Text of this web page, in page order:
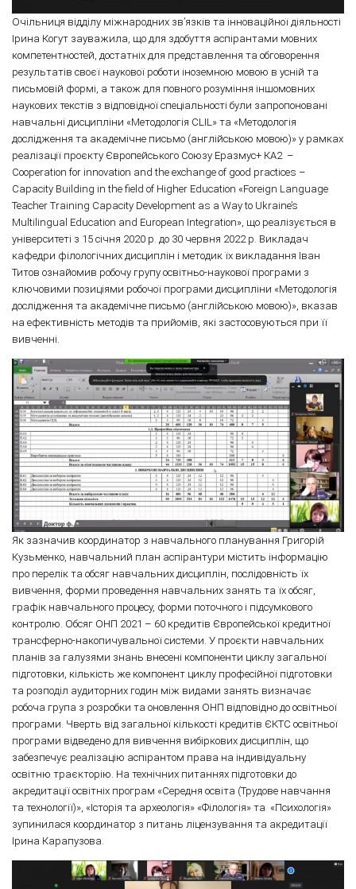
Очільниця відділу міжнародних зв’язків та інноваційної діяльності
Ірина Когут зауважила, що для здобуття аспірантами мовних
компетентностей, достатніх для представлення та обговорення
результатів своєї наукової роботи іноземною мовою в усній та
письмовій формі, а також для повного розуміння іншомовних
наукових текстів з відповідної спеціальності були запропоновані
навчальні дисципліни «Методологія CLIL» та «Методологія
дослідження та академічне письмо (англійською мовою)» у рамках
реалізації проєкту Європейського Союзу Еразмус+ КА2 –
Cooperation for innovation and the exchange of good practices –
Capacity Building in the field of Higher Education «Foreign Language
Teacher Training Capacity Development as a Way to Ukraine’s
Multilingual Education and European Integration», що реалізується в
університеті з 15 січня 2020 р. до 30 червня 2022 р. Викладач
кафедри філологічних дисциплін і методик їх викладання Іван
Титов ознайомив робочу групу освітньо-наукової програми з
ключовими позиціями робочої програми дисципліни «Методологія
дослідження та академічне письмо (англійською мовою)», вказав
на ефективність методів та прийомів, які застосовуються при її
вивченні.
Як зазначив координатор з навчального планування Григорій
Кузьменко, навчальний план аспірантури містить інформацію
про перелік та обсяг навчальних дисциплін, послідовність їх
вивчення, форми проведення навчальних занять та їх обсяг,
графік навчального процесу, форми поточного і підсумкового
контролю. Обсяг ОНП 2021 – 60 кредитів Європейської кредитної
трансферно-накопичувальної системи. У проєкти навчальних
планів за галузями знань внесені компоненти циклу загальної
підготовки, кількість же компонент циклу професійної підготовки
та розподіл аудиторних годин між видами занять визначає
робоча група з розробки та оновлення ОНП відповідно до освітньої
програми. Чверть від загальної кількості кредитів ЄКТС освітньої
програми відведено для вивчення вибіркових дисциплін, що
забезпечує реалізацію аспірантом права на індивідуальну
освітню траєкторію. На технічних питаннях підготовки до
акредитації освітніх програм «Середня освіта (Трудове навчання
та технології)», «Історія та археологія» «Філологія» та «Психологія»
зупинилася координатор з питань ліцензування та акредитації
Ірина Карапузова.